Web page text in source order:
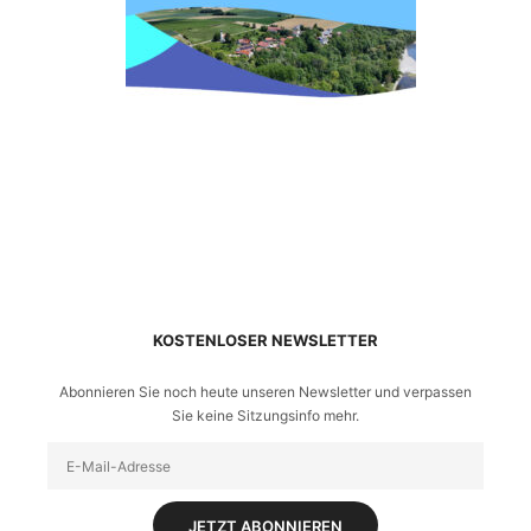
KOSTENLOSER NEWSLETTER
Abonnieren Sie noch heute unseren Newsletter und verpassen
Sie keine Sitzungsinfo mehr.